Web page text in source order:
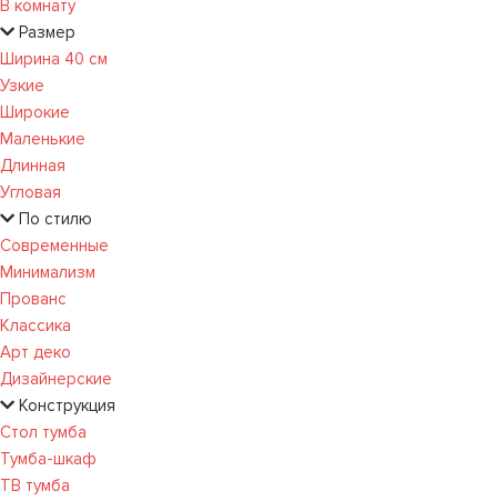
В комнату
Размер
Ширина 40 см
Узкие
Широкие
Маленькие
Длинная
Угловая
По стилю
Современные
Минимализм
Прованс
Классика
Арт деко
Дизайнерские
Конструкция
Стол тумба
Тумба-шкаф
ТВ тумба